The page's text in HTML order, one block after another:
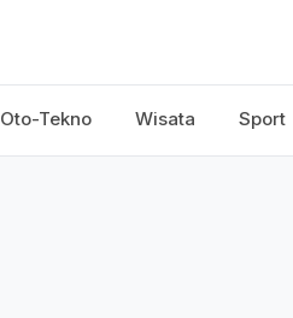
Oto-Tekno Wisata Sport